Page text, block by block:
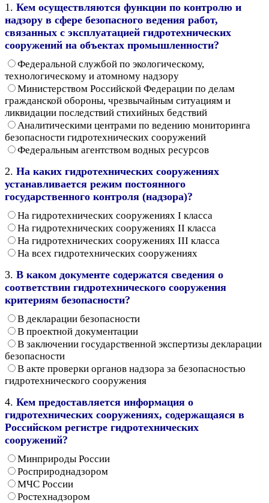
1. Кем осуществляются функции по контролю и
надзору в сфере безопасного ведения работ,
связанных с эксплуатацией гидротехнических
сооружений на объектах промышленности?
Федеральной службой по экологическому,
технологическому и атомному надзору
Министерством Российской Федерации по делам
гражданской обороны, чрезвычайным ситуациям и
ликвидации последствий стихийных бедствий
Аналитическими центрами по ведению мониторинга
безопасности гидротехнических сооружений
Федеральным агентством водных ресурсов
2. На каких гидротехнических сооружениях
устанавливается режим постоянного
государственного контроля (надзора)?
На гидротехнических сооружениях I класса
На гидротехнических сооружениях II класса
На гидротехнических сооружениях III класса
На всех гидротехнических сооружениях
3. В каком документе содержатся сведения о
соответствии гидротехнического сооружения
критериям безопасности?
В декларации безопасности
В проектной документации
В заключении государственной экспертизы декларации
безопасности
В акте проверки органов надзора за безопасностью
гидротехнического сооружения
4. Кем предоставляется информация о
гидротехнических сооружениях, содержащаяся в
Российском регистре гидротехнических
сооружений?
Минприроды России
Росприроднадзором
МЧС России
Ростехнадзором